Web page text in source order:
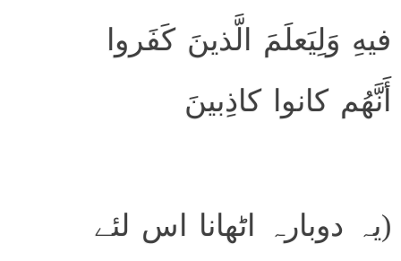
فيهِ وَلِيَعلَمَ الَّذينَ كَفَروا
أَنَّهُم كانوا كاذِبينَ
(یہ دوبارہ اٹھانا اس لئے